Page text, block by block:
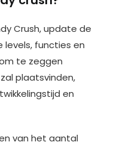
Crush, update de
functies en
te zeggen
plaatsvinden,
en
van het aantal